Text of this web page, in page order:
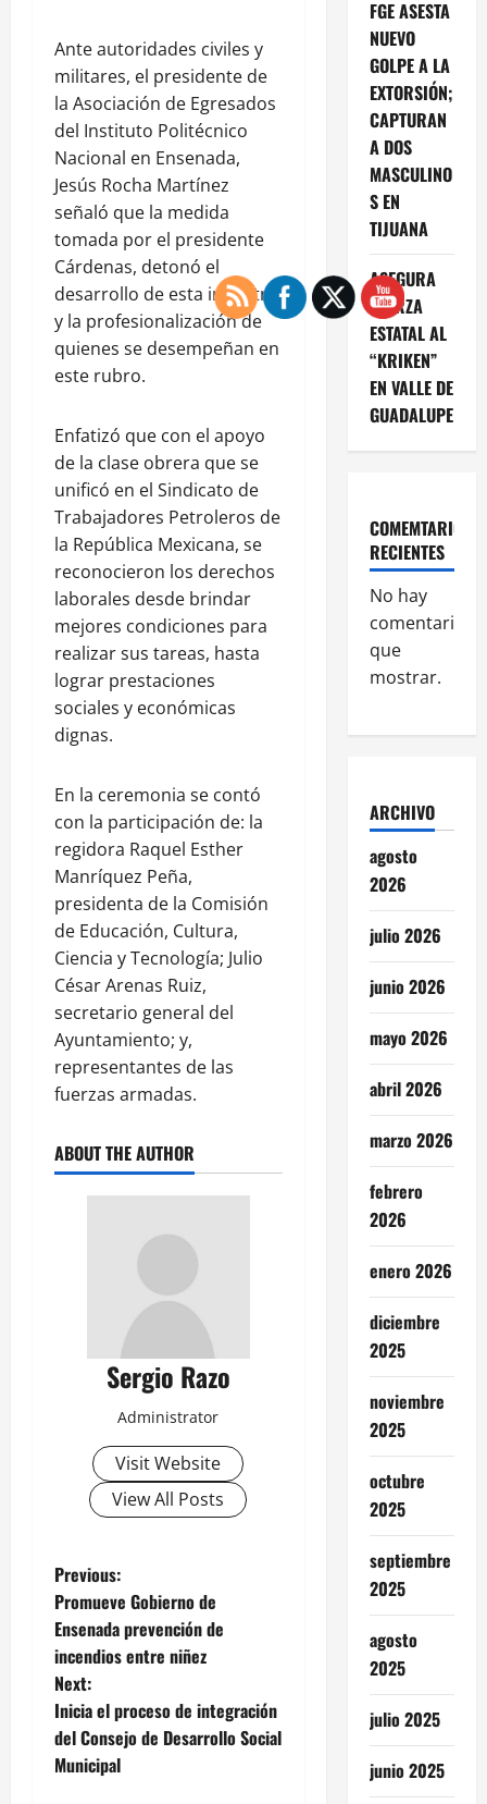
Ante autoridades civiles y
militares, el presidente de
la Asociación de Egresados
del Instituto Politécnico
Nacional en Ensenada,
Jesús Rocha Martínez
señaló que la medida
tomada por el presidente
Cárdenas, detonó el
desarrollo de esta industria
y la profesionalización de
quienes se desempeñan en
este rubro.
Enfatizó que con el apoyo
de la clase obrera que se
unificó en el Sindicato de
Trabajadores Petroleros de
la República Mexicana, se
reconocieron los derechos
laborales desde brindar
mejores condiciones para
realizar sus tareas, hasta
lograr prestaciones
sociales y económicas
dignas.
En la ceremonia se contó
con la participación de: la
regidora Raquel Esther
Manríquez Peña,
presidenta de la Comisión
de Educación, Cultura,
Ciencia y Tecnología; Julio
César Arenas Ruiz,
secretario general del
Ayuntamiento; y,
representantes de las
fuerzas armadas.
ABOUT THE AUTHOR
Sergio Razo
Administrator
Visit Website
View All Posts
P
o
s
t
n
Previous:
Promueve Gobierno de
Ensenada prevención de
incendios entre niñez
Next:
Inicia el proceso de integración
del Consejo de Desarrollo Social
Municipal
FGE ASESTA
NUEVO
GOLPE A LA
EXTORSIÓN;
CAPTURAN
A DOS
MASCULINO
S EN
TIJUANA
ASEGURA
FUERZA
ESTATAL AL
“KRIKEN”
EN VALLE DE
GUADALUPE
COMEMTARIOS
RECIENTES
No hay
comentarios
que
mostrar.
ARCHIVO
agosto
2026
julio 2026
junio 2026
mayo 2026
abril 2026
marzo 2026
febrero
2026
enero 2026
diciembre
2025
noviembre
2025
octubre
2025
septiembre
2025
agosto
2025
julio 2025
junio 2025